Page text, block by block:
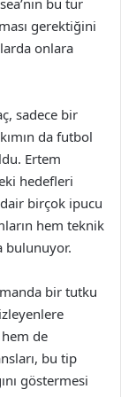
gerektiğini
onlara
sadece bir
da futbol
Ertem
hedefleri
birçok ipucu
hem teknik
bulunuyor.
bir tutku
de
bu tip
göstermesi